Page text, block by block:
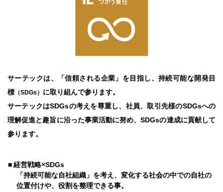
サーテックは、「信頼される企業」を目指し、持続可能な開発目
標 （SDGs） に取り組んで参ります。
サーテックはSDGsの考えを尊重し、社員、取引先様のSDGsへの
理解促進と趣旨に沿った事業活動に努め、SDGsの達成に貢献して
参ります。
■経営戦略×SDGs
「持続可能な自社組織」を考え、変化する社会の中での自社の
位置付けや、役割を整理できる事。